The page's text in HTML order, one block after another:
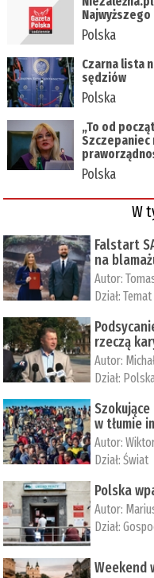
Najwyższego
Polska
Czarna lista
sędziów
Polska
„To od
Szczepaniec
Polska
W
Falstart
na
Autor:
Dział:
rzeczą
Autor:
Dział:
w tłumie
Autor:
Dział:Świat
Polska
Autor:
Dział:
Weekend